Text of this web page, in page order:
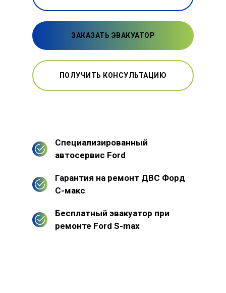
ЗАКАЗАТЬ ЭВАКУАТОР
ПОЛУЧИТЬ КОНСУЛЬТАЦИЮ
Специализированный
автосервис Ford
Гарантия на ремонт ДВС Форд
С-макс
Бесплатный эвакуатор при
ремонте Ford S-max